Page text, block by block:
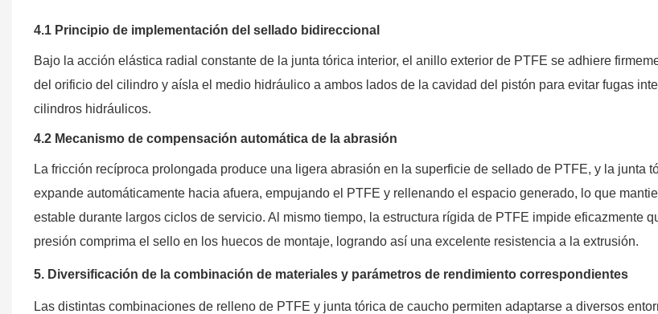
4.1 Principio de implementación del sellado bidireccional
Bajo la acción elástica radial constante de la junta tórica interior, el anillo exterior de PTFE se adhiere
del orificio del cilindro y aísla el medio hidráulico a ambos lados de la cavidad del pistón para evitar fugas
cilindros hidráulicos.
4.2 Mecanismo de compensación automática de la abrasión
La fricción recíproca prolongada produce una ligera abrasión en la superficie de sellado de PTFE, y la junta
expande automáticamente hacia afuera, empujando el PTFE y rellenando el espacio generado, lo que
estable durante largos ciclos de servicio. Al mismo tiempo, la estructura rígida de PTFE impide eficazmente
presión comprima el sello en los huecos de montaje, logrando así una excelente resistencia a la extrusión.
5. Diversificación de la combinación de materiales y parámetros de rendimiento correspondientes
Las distintas combinaciones de relleno de PTFE y junta tórica de caucho permiten adaptarse a diversos